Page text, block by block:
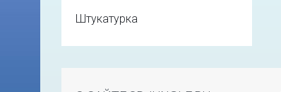
Штукатурка